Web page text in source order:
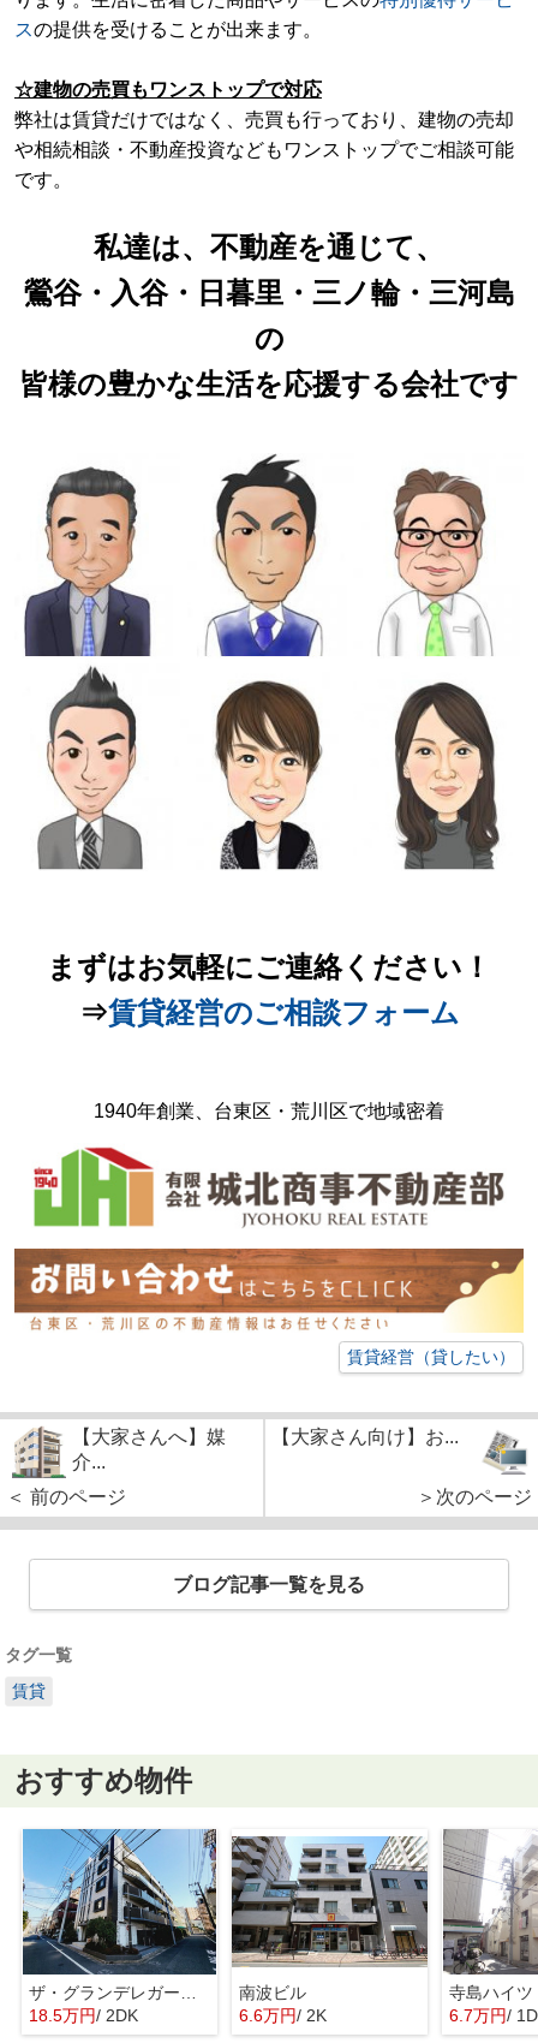
スの提供を受けることが出来ます。
☆建物の売買もワンストップで対応
弊社は賃貸だけではなく、売買も行っており、建物の売却
や相続相談・不動産投資などもワンストップでご相談可能
です。
私達は、不動産を通じて、
鶯谷・入谷・日暮里・三ノ輪・三河島
の
皆様の豊かな生活を応援する会社です
まずはお気軽にご連絡ください！
⇒賃貸経営のご相談フォーム
1940年創業、台東区・荒川区で地域密着
賃貸経営（貸したい）
【大家さんへ】媒
介...
＜ 前のページ
【大家さん向け】お...
＞次のページ
ブログ記事一覧を見る
タグ一覧
賃貸
おすすめ物件
18.5万円/ 2DK
南波ビル
6.6万円/ 2K
寺島ハイツ
6.7万円/